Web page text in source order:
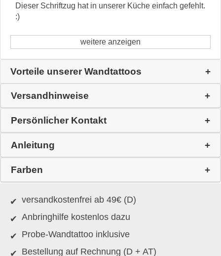
Dieser Schriftzug hat in unserer Küche einfach gefehlt.
:)
weitere anzeigen
Vorteile unserer Wandtattoos
Versandhinweise
Persönlicher Kontakt
Anleitung
Farben
versandkostenfrei ab 49€ (D)
Anbringhilfe kostenlos dazu
Probe-Wandtattoo inklusive
Bestellung auf Rechnung (D + AT)